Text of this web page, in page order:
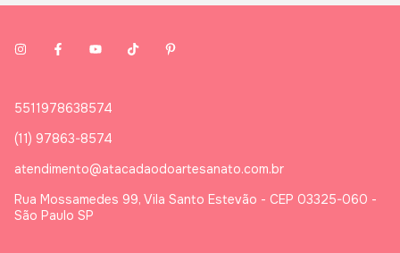
5511978638574
(11) 97863-8574
atendimento@atacadaodoartesanato.com.br
Rua Mossamedes 99, Vila Santo Estevão - CEP 03325-060 -
São Paulo SP